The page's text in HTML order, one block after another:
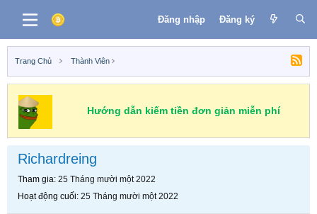
Đăng nhập Đăng ký
Trang Chủ Thành Viên
Hướng dẫn kiếm tiền đơn giản miễn phí
Richardreing
Tham gia 25 Tháng mười một 2022
Hoạt động cuối 25 Tháng mười một 2022